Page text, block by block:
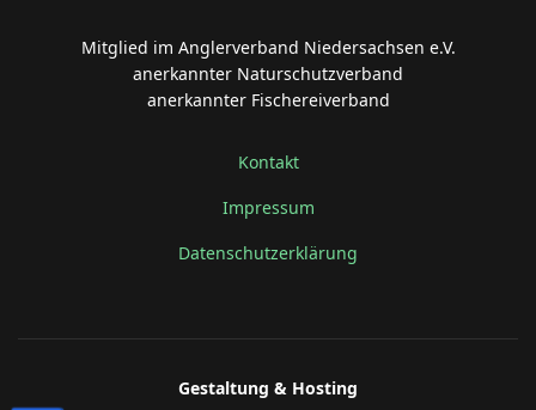
Mitglied im Anglerverband Niedersachsen e.V.
anerkannter Naturschutzverband
anerkannter Fischereiverband
Kontakt
Impressum
Datenschutzerklärung
Gestaltung & Hosting